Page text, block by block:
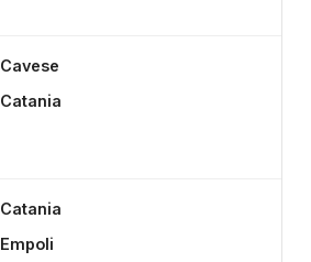
Cavese
Catania
Catania
Empoli